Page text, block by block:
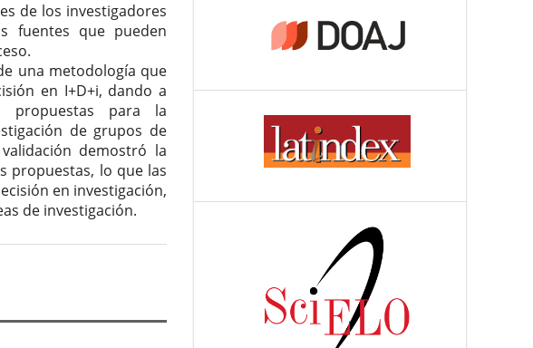
de los investigadores
fuentes que pueden
una metodología que
en I+D+i, dando a
propuestas para la
de grupos de
demostró la
propuestas, lo que las
en investigación,
de investigación.